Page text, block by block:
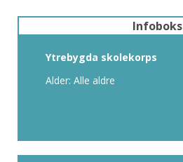
Infoboks
Ytrebygda skolekorps
Alder: Alle aldre